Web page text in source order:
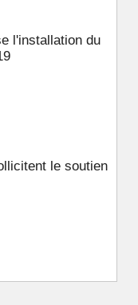
l'installation du
le soutien